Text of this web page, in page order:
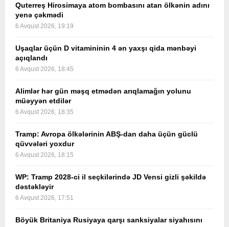
Quterreş Hirosimaya atom bombasını atan ölkənin adını
yenə çəkmədi
6 Avqust 2026, 19:19
Uşaqlar üçün D vitamininin 4 ən yaxşı qida mənbəyi
açıqlandı
6 Avqust 2026, 18:45
Alimlər hər gün məşq etmədən arıqlamağın yolunu
müəyyən etdilər
6 Avqust 2026, 18:35
Tramp: Avropa ölkələrinin ABŞ-dan daha üçün güclü
qüvvələri yoxdur
6 Avqust 2026, 18:15
WP: Tramp 2028-ci il seçkilərində JD Vensi gizli şəkildə
dəstəkləyir
6 Avqust 2026, 17:51
Böyük Britaniya Rusiyaya qarşı sanksiyalar siyahısını